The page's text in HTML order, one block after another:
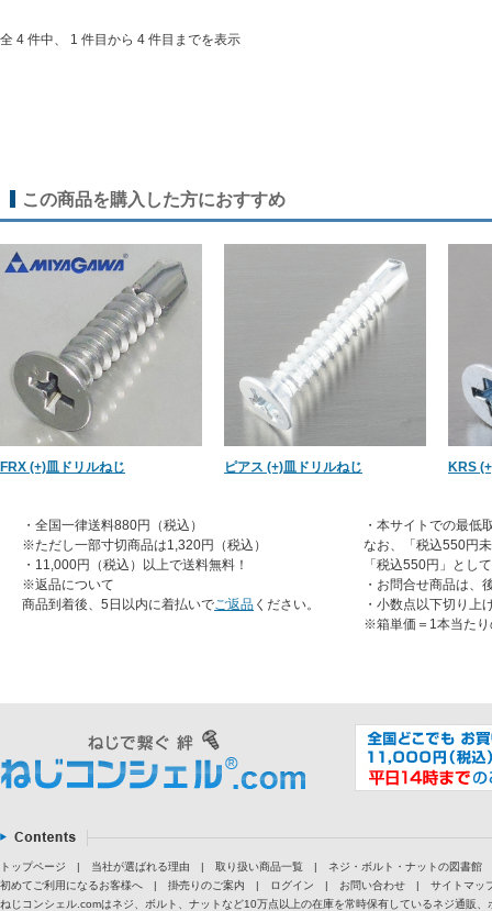
全 4 件中、 1 件目から 4 件目までを表示
この商品を購入した方におすすめ
FRX (+)皿ドリルねじ ピアス (+)皿ドリルねじ KRS
・全国一律送料880円（税込）
※ただし一部寸切商品は1,320円（税込）
・11,000円（税込）以上で送料無料！
※返品について
商品到着後、5日以内に着払いでご返品 ください。
・本サイトでの最低
なお、「税込550円
「税込550円」とし
・お問合せ商品は、
・小数点以下切り上
※箱単価＝1本当たり
トップページ | 当社が選ばれる理由 | 取り扱い商品一覧 |
ネジ・ボルト・ナットの図書館
初めてご利用になるお客様へ
| 掛売りのご案内 | ログイン | お問い合わせ |
サイトマッ
ねじコンシェル.comはネジ、ボルト、ナットなど10万点以上の在庫を常時保有しているネジ通販